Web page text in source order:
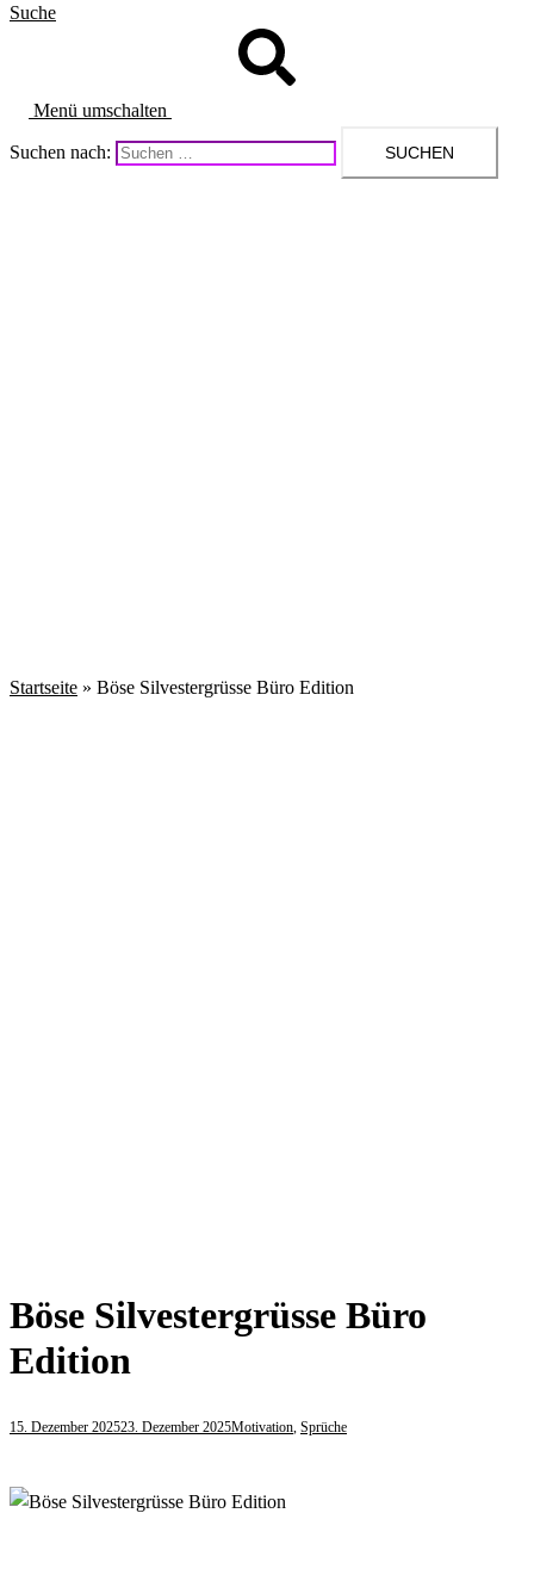
Suche
Menü umschalten
Suchen nach:
Startseite » Böse Silvestergrüsse Büro Edition
Böse Silvestergrüsse Büro
Edition
15. Dezember 202523. Dezember 2025Motivation Sprüche